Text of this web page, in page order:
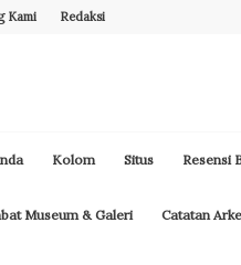
Kami Redaksi
Kolom Situs Resensi
Museum & Galeri Catatan